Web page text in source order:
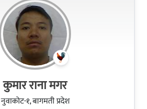
कुमार राना मगर
नुवाकोट-१, बागमती प्रदेश